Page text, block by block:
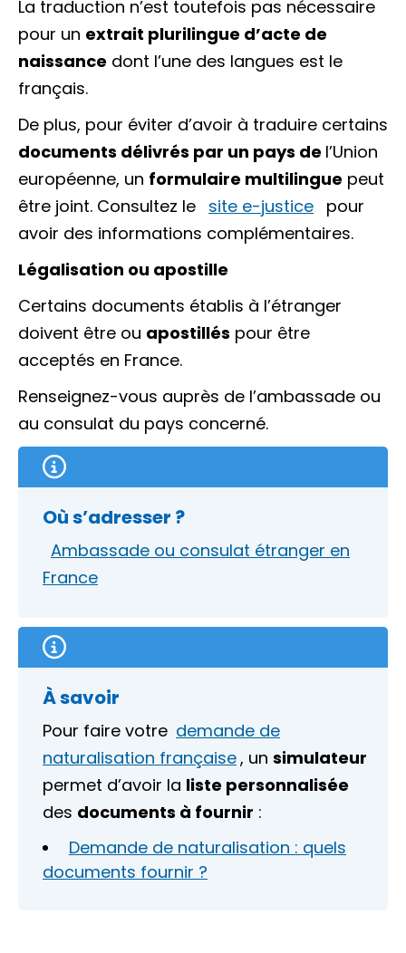
La traduction n’est toutefois pas nécessaire
pour un extrait plurilingue d’acte de
naissance dont l’une des langues est le
français.
De plus, pour éviter d’avoir à traduire certains
documents délivrés par un pays de l’Union
européenne, un formulaire multilingue peut
être joint. Consultez le site e-justice pour
avoir des informations complémentaires.
Légalisation ou apostille
Certains documents établis à l’étranger
doivent être ou apostillés pour être
acceptés en France.
Renseignez-vous auprès de l’ambassade ou
au consulat du pays concerné.
Où s’adresser ?
Ambassade ou consulat étranger en
France
À savoir
Pour faire votre demande de
naturalisation française, un simulateur
permet d’avoir la liste personnalisée
des documents à fournir :
Demande de naturalisation : quels
documents fournir ?